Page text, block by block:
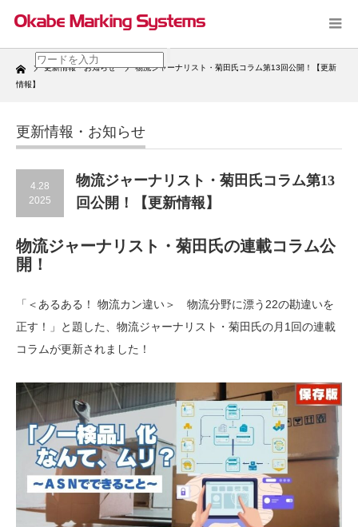
Home 更新情報・お知らせ
物流ジャーナリスト・菊田氏コラム第13回公開！【更新
情報】
更新情報・お知らせ
4.28
2025
物流ジャーナリスト・菊田氏コラム第13
回公開！【更新情報】
物流ジャーナリスト・菊田氏の連載コラム公
開！
「＜あるある！ 物流カン違い＞ 物流分野に漂う22の勘違いを
正す！」と題した、物流ジャーナリスト・菊田氏の月1回の連載
コラムが更新されました！